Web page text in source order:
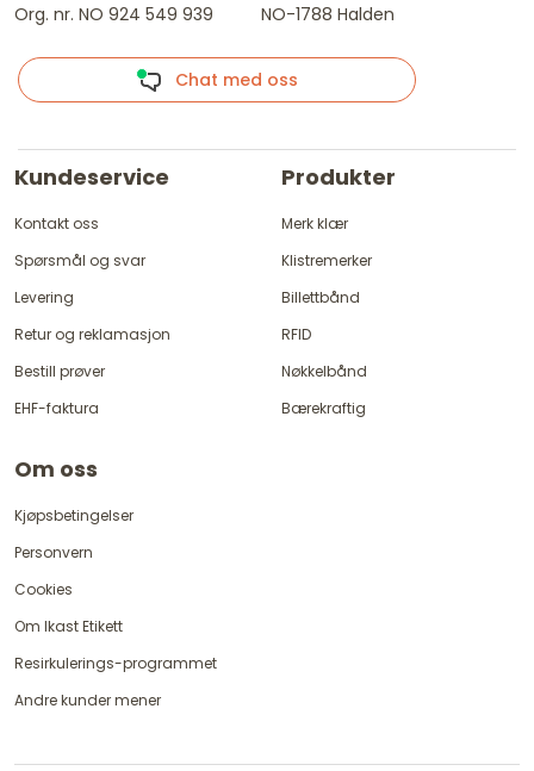
Org. nr. NO 924 549 939
NO-1788 Halden
Chat med oss
Kundeservice
Kontakt oss
Spørsmål og svar
Levering
Retur og reklamasjon
Bestill prøver
EHF-faktura
Produkter
Merk klær
Klistremerker
Billettbånd
RFID
Nøkkelbånd
Bærekraftig
Om oss
Kjøpsbetingelser
Personvern
Cookies
Om Ikast Etikett
Resirkulerings-programmet
Andre kunder mener